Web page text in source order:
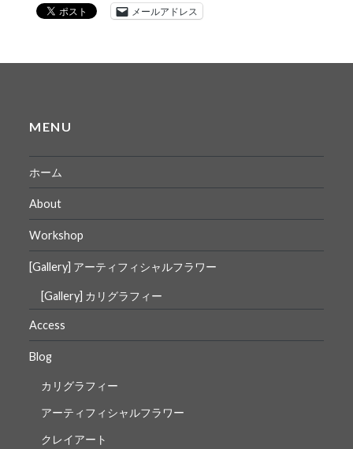
メールアドレス
MENU
ホーム
About
Workshop
[Gallery] アーティフィシャルフラワー
[Gallery] カリグラフィー
Access
Blog
カリグラフィー
アーティフィシャルフラワー
クレイアート